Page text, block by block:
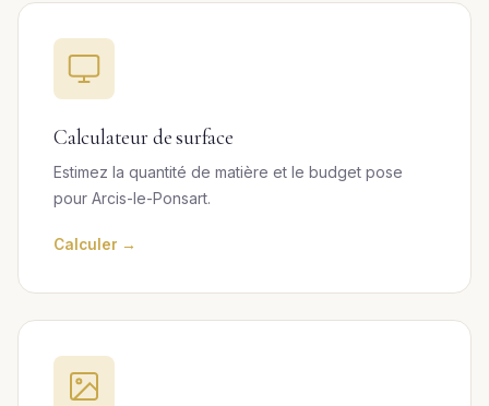
Calculateur de surface
Estimez la quantité de matière et le budget pose
pour Arcis-le-Ponsart.
Calculer →